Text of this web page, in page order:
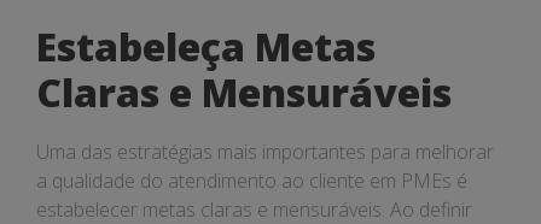
Estabeleça Metas
Claras e Mensuráveis
Uma das estratégias mais importantes para melhorar
a qualidade do atendimento ao cliente em PMEs é
estabelecer metas claras e mensuráveis. Ao definir